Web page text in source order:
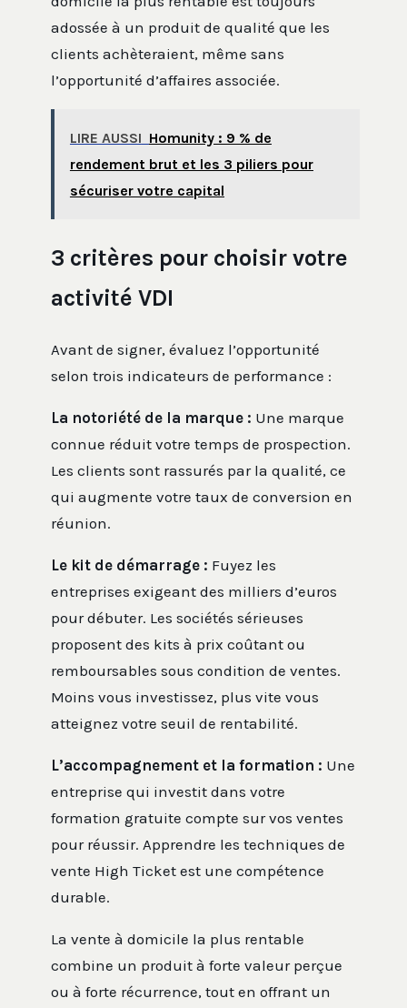
adossée à un produit de qualité que les
clients achèteraient, même sans
l’opportunité d’affaires associée.
LIRE AUSSI Homunity : 9 % de
rendement brut et les 3 piliers pour
sécuriser votre capital
3 critères pour choisir votre
activité VDI
Avant de signer, évaluez l’opportunité
selon trois indicateurs de performance :
La notoriété de la marque : Une marque
connue réduit votre temps de prospection.
Les clients sont rassurés par la qualité, ce
qui augmente votre taux de conversion en
réunion.
Le kit de démarrage : Fuyez les
entreprises exigeant des milliers d’euros
pour débuter. Les sociétés sérieuses
proposent des kits à prix coûtant ou
remboursables sous condition de ventes.
Moins vous investissez, plus vite vous
atteignez votre seuil de rentabilité.
L’accompagnement et la formation : Une
entreprise qui investit dans votre
formation gratuite compte sur vos ventes
pour réussir. Apprendre les techniques de
vente High Ticket est une compétence
durable.
La vente à domicile la plus rentable
combine un produit à forte valeur perçue
ou à forte récurrence, tout en offrant un